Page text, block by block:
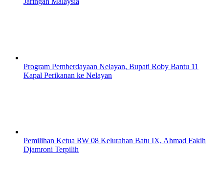
Program Pemberdayaan Nelayan, Bupati Roby Bantu 11
Kapal Perikanan ke Nelayan
Pemilihan Ketua RW 08 Kelurahan Batu IX, Ahmad Fakih
Djamroni Terpilih